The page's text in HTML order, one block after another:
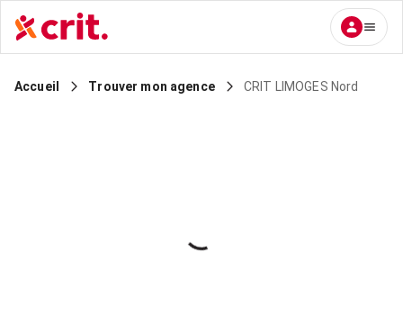
Accueil Trouver mon agence CRIT LIMOGES Nord